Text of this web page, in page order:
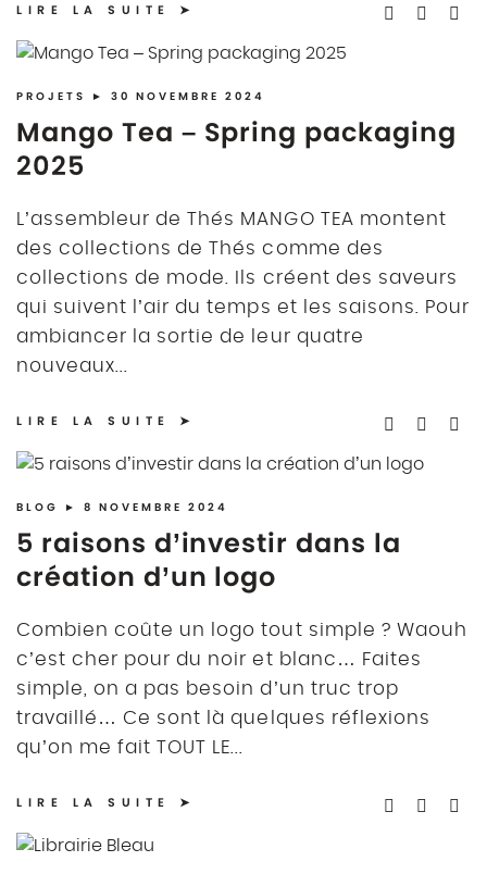
LIRE LA SUITE
PROJETS ► 30 NOVEMBRE 2024
Mango Tea – Spring packaging
2025
L’assembleur de Thés MANGO TEA montent
des collections de Thés comme des
collections de mode. Ils créent des saveurs
qui suivent l’air du temps et les saisons. Pour
ambiancer la sortie de leur quatre
nouveaux...
LIRE LA SUITE
BLOG ► 8 NOVEMBRE 2024
5 raisons d’investir dans la
création d’un logo
Combien coûte un logo tout simple ? Waouh
c’est cher pour du noir et blanc… Faites
simple, on a pas besoin d’un truc trop
travaillé… Ce sont là quelques réflexions
qu’on me fait TOUT LE...
LIRE LA SUITE